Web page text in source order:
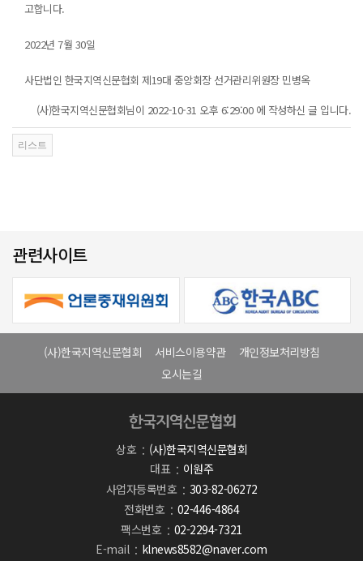
고합니다.
2022년 7월 30일
사단법인 한국지역신문협회 제19대 중앙회장 선거관리위원장 민병옥
(사)한국지역신문협회님이 2022-10-31 오후 6:29:00 에 작성하신 글 입니다.
관련사이트
(사)한국지역신문협회 서비스이용약관
개인정보처리방침
오시는길
상호
(사)한국지역신문협회
대표
이원주
사업자등록번호
303-82-06272
전화번호
02-446-4864
팩스번호
02-2294-7321
E-mail
klnews8582@naver.com